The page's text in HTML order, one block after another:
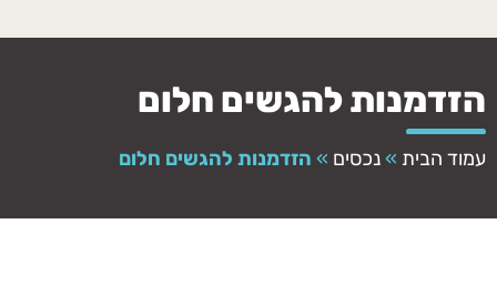
הזדמנות להגשים חלום
עמוד הבית »נכסים » הזדמנות להגשים חלום